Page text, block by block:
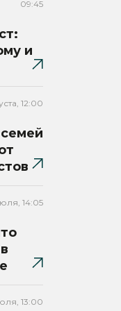
09:45
и
12:00
14:05
13:00